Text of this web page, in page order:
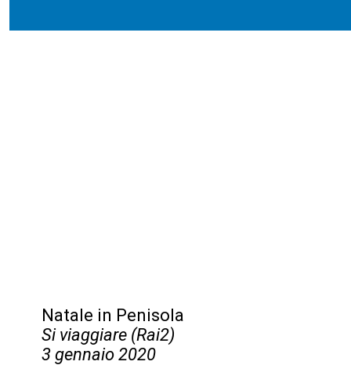
Natale in Penisola
Si viaggiare (Rai2)
3 gennaio 2020